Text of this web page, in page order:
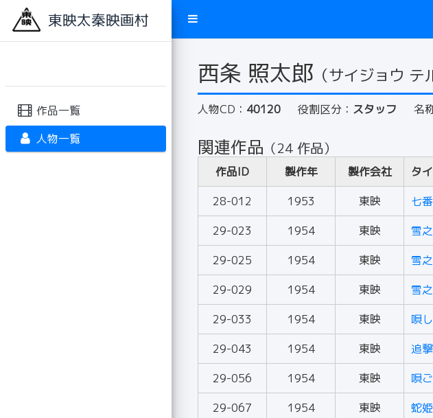
東映太秦映画村
作品一覧
人物一覧
西条 照太郎 （サイジョウ テ
人物CD： 40120 役割区分： スタッフ 名
関連作品 （24 作品）
作品ID 製作年 製作会社 タ
28-012
1953 東映 七
29-023
1954 東映 雪
29-025
1954 東映 雪
29-029
1954 東映 雪
29-033
1954 東映 唄
29-043
1954 東映 追
29-056
1954 東映 唄
29-067
1954 東映 蛇